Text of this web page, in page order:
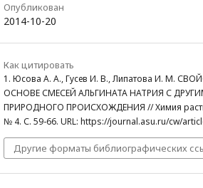
Опубликован
2014-10-20
Как цитировать
1. Юсова А. А., Гусев И. В., Липатова И. М.
ОСНОВЕ СМЕСЕЙ АЛЬГИНАТА НАТРИЯ С
ПРИРОДНОГО ПРОИСХОЖДЕНИЯ // Химия
№ 4. С. 59-66. URL: https://journal.asu.ru/cw/
Другие форматы библиографических